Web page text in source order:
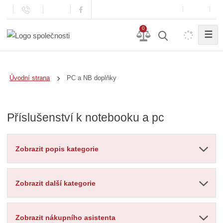
0
☰
Úvodní strana PC a NB doplňky
Příslušenství k notebooku a pc
Zobrazit popis kategorie
Zobrazit další kategorie
Zobrazit nákupního asistenta